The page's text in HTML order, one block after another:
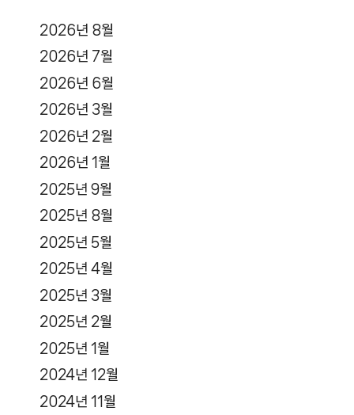
2026년 8월
2026년 7월
2026년 6월
2026년 3월
2026년 2월
2026년 1월
2025년 9월
2025년 8월
2025년 5월
2025년 4월
2025년 3월
2025년 2월
2025년 1월
2024년 12월
2024년 11월